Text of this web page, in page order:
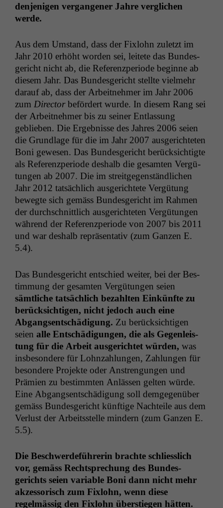
den­jeni­gen ver­gan­gener Jahre ver­glichen
werde.
Aus dem Umstand, dass der Fixlohn zulet­zt im
Jahr 2010 erhöht wor­den sei, leit­ete das Bun­des­
gericht nicht ab, die Ref­eren­zpe­ri­ode beginne ab
diesem Jahr. Das Bun­des­gericht stellte vielmehr
darauf ab, dass der Arbeit­nehmer im Jahr 2006
zum Direc­torbefördert wurde. In diesem Rang sei
der Arbeit­nehmer bis zu sein­er Ent­las­sung
geblieben. Die Ergeb­nisse des Jahres 2006 seien
die Grund­lage für die im Jahr 2007 aus­gerichteten
Boni gewe­sen. Das Bun­des­gericht berück­sichtigte
als Ref­eren­zpe­ri­ode deshalb die gesamten Vergü­
tun­gen ab 2007. Die im stre­it­ge­gen­ständlichen
Jahr 2012 tat­säch­lich aus­gerichtete Vergü­tung
bewegte sich gemäss Bun­des­gericht im Rah­men
der durch­schnit­tlich aus­gerichteten Vergü­tun­gen
während der Ref­eren­zpe­ri­ode von 2007 bis 2011
und war deshalb repräsen­ta­tiv (zum Ganzen E.
5.4).
Das Bun­des­gericht entsch­ied weit­er, bei der Bes­
tim­mung der gesamten Vergü­tun­gen seien
sämtliche tat­säch­lich bezahlten Einkün­fte zu
berück­sichti­gen, nicht jedoch auch eine
Abgangsentschädi­gung. Zu berück­sichti­gen
seien alle Entschädi­gun­gen, die als Gegen­leis­
tung für die Arbeit aus­gerichtet wür­den, was
ins­beson­dere für Lohn­zahlun­gen, Zahlun­gen für
beson­dere Pro­jek­te oder Anstren­gun­gen und
Prämien zu bes­timmten Anlässen gel­ten würde.
Eine Abgangsentschädi­gung soll demge­genüber
gemäss Bun­des­gericht kün­ftige Nachteile aus dem
Ver­lust der Arbeitsstelle min­dern (zum Ganzen E.
5.5).
Die Beschw­erde­führerin brachte schliesslich
vor, gemäss Recht­sprechung des Bun­des­
gerichts seien vari­able Boni dann nicht mehr
akzes­sorisch zum Fixlohn, wenn diese
regelmäs­sig den Fixlohn über­stiegen hät­ten.